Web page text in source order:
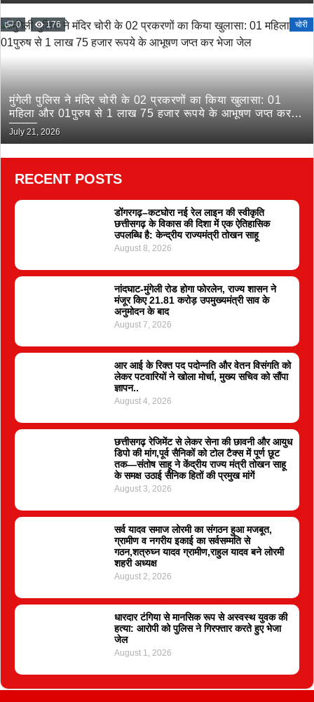
0 176 चोरी
मुंगेली पुलिस ने मंदिर चोरी के 02 प्रकरणों का किया खुलासा: 01
महिला और 01पुरुष से 1 लाख 75 हजार रूपये के आभूषण जप्त कर
भेजा जेल
July 21, 2026
RECENT POSTS
डोंगरगढ़–कटघोरा नई रेल लाइन की स्वीकृति
छत्तीसगढ़ के विकास की दिशा में एक ऐतिहासिक
उपलब्धि है: केन्द्रीय राज्यमंत्री तोखन साहू
August 8, 2026
नांदघाट-मुंगेली रोड होगा फोरलेन, राज्य शासन ने
मंजूर किए 21.81 करोड़ उपमुख्यमंत्री साव के
अनुमोदन के बाद
August 7, 2026
आर आई के रिक्त पद पदोन्नति और वेतन विसंगति को
लेकर पटवारियों ने खोला मोर्चा, मुख्य सचिव को सौंपा
ज्ञापन..
August 4, 2026
छत्तीसगढ़ रेजिमेंट से लेकर सेना की छावनी और आयुध
डिपो की मांग,पूर्व सैनिकों को टोल टैक्स में पूर्ण छूट
तक—संतोष साहू ने केंद्रीय राज्य मंत्री तोखन साहू
के समक्ष उठाई सैनिक हितों की प्रमुख मांगें
August 3, 2026
सर्व यादव समाज लोरमी का संगठन हुआ मजबूत,
ग्रामीण व नगरीय इकाई का सर्वसम्मति से
गठन,शत्रुघ्न यादव ग्रामीण,राहुल यादव बने लोरमी
शहरी अध्यक्ष
August 2, 2026
धारदार टंगिया से मानसिक रूप से अस्वस्थ युवक की
हत्या: आरोपी को पुलिस ने गिरफ्तार करते हुए भेजा
जेल
August 1, 2026